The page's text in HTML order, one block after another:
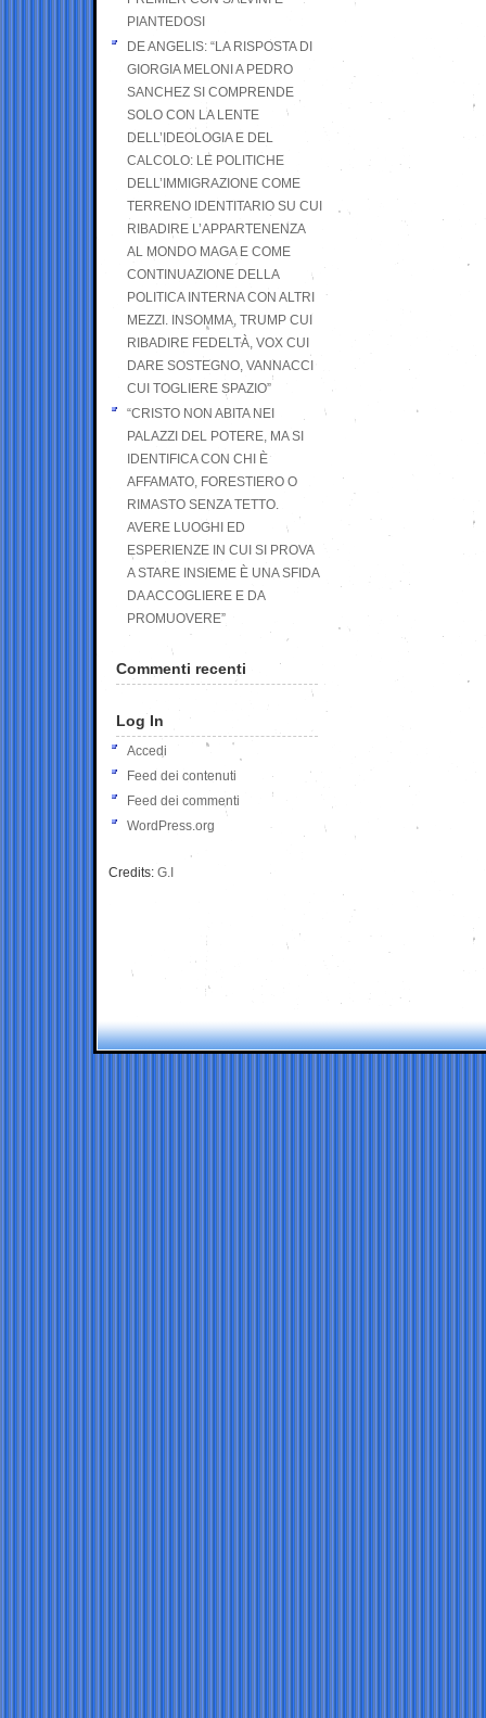
PIANTEDOSI
DE ANGELIS: “LA RISPOSTA DI
GIORGIA MELONI A PEDRO
SANCHEZ SI COMPRENDE
SOLO CON LA LENTE
DELL’IDEOLOGIA E DEL
CALCOLO: LE POLITICHE
DELL’IMMIGRAZIONE COME
TERRENO IDENTITARIO SU CUI
RIBADIRE L’APPARTENENZA
AL MONDO MAGA E COME
CONTINUAZIONE DELLA
POLITICA INTERNA CON ALTRI
MEZZI. INSOMMA, TRUMP CUI
RIBADIRE FEDELTÀ, VOX CUI
DARE SOSTEGNO, VANNACCI
CUI TOGLIERE SPAZIO”
“CRISTO NON ABITA NEI
PALAZZI DEL POTERE, MA SI
IDENTIFICA CON CHI È
AFFAMATO, FORESTIERO O
RIMASTO SENZA TETTO.
AVERE LUOGHI ED
ESPERIENZE IN CUI SI PROVA
A STARE INSIEME È UNA SFIDA
DA ACCOGLIERE E DA
PROMUOVERE”
Commenti recenti
Log In
Accedi
Feed dei contenuti
Feed dei commenti
WordPress.org
Credits: G.I